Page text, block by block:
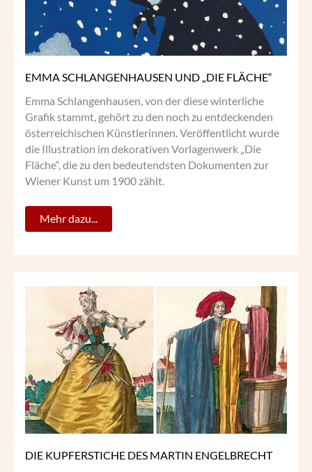
EMMA SCHLANGENHAUSEN UND „DIE FLÄCHE“
Emma Schlangenhausen, von der diese winterliche
Grafik stammt, gehört zu den noch zu entdeckenden
österreichischen Künstlerinnen. Veröffentlicht wurde
die Illustration im dekorativen Vorlagenwerk „Die
Fläche“, die zu den bedeutendsten Dokumenten zur
Wiener Kunst um 1900 zählt.
Mehr dazu...
DIE KUPFERSTICHE DES MARTIN ENGELBRECHT
DIE
KUPFERSTICHE
MARTIN
ENGELBRECHT